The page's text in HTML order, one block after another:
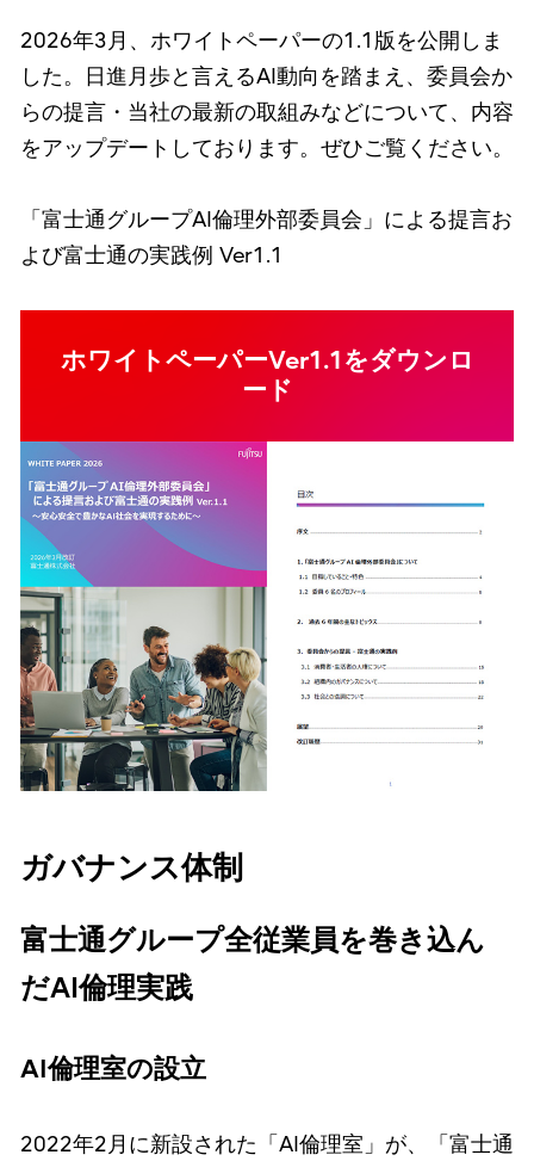
2026年3月、ホワイトペーパーの1.1版を公開しま
した。日進月歩と言えるAI動向を踏まえ、委員会か
らの提言・当社の最新の取組みなどについて、内容
をアップデートしております。ぜひご覧ください。
「富士通グループAI倫理外部委員会」による提言お
よび富士通の実践例 Ver1.1
ホワイトペーパーVer1.1をダウンロ
ード
ガバナンス体制
富士通グループ全従業員を巻き込ん
だAI倫理実践
AI倫理室の設立
2022年2月に新設された「AI倫理室」が、「富士通